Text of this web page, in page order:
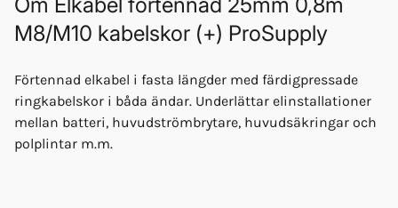
M8/M10 kabelskor (+) ProSupply
Förtennad elkabel i fasta längder med färdigpressade
ringkabelskor i båda ändar. Underlättar elinstallationer
mellan batteri, huvudströmbrytare, huvudsäkringar och
polplintar m.m.